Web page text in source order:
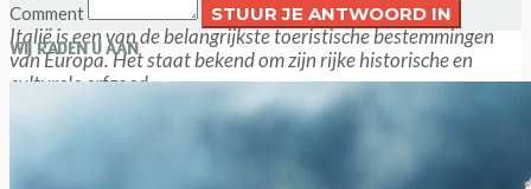
Italië is een van de belangrijkste toeristische bestemmingen
van Europa. Het staat bekend om zijn rijke historische en
culturele erfgoed,...
Comment
WIJ RADEN U AAN